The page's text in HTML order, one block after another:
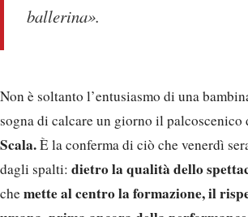
ballerina».
Non è soltanto l’entusiasmo di una
sogna di calcare un giorno il palcoscenico
Scala.È la conferma di ciò che venerdì
dagli spalti: dietro la qualità dello
chemette al centro la formazione, il